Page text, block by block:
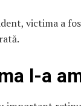
victima a
l-a